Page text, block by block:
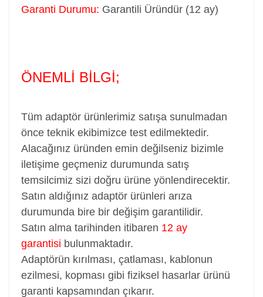
Garanti Durumu: Garantili Üründür (12 ay)
ÖNEMLİ BİLGİ;
Tüm adaptör ürünlerimiz satışa sunulmadan
önce teknik ekibimizce test edilmektedir.
Alacağınız üründen emin değilseniz bizimle
iletişime geçmeniz durumunda satış
temsilcimiz sizi doğru ürüne yönlendirecektir.
Satın aldığınız adaptör ürünleri arıza
durumunda bire bir değişim garantilidir.
Satın alma tarihinden itibaren 12 ay
garantisi bulunmaktadır.
Adaptörün kırılması, çatlaması, kablonun
ezilmesi, kopması gibi fiziksel hasarlar ürünü
garanti kapsamından çıkarır.